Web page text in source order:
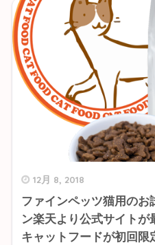
12月 8, 2018
ファインペッツ猫用のお
ン楽天より公式サイトが
キャットフードが初回限